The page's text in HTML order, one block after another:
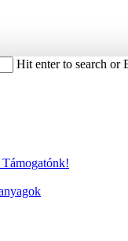
Hit enter to search or